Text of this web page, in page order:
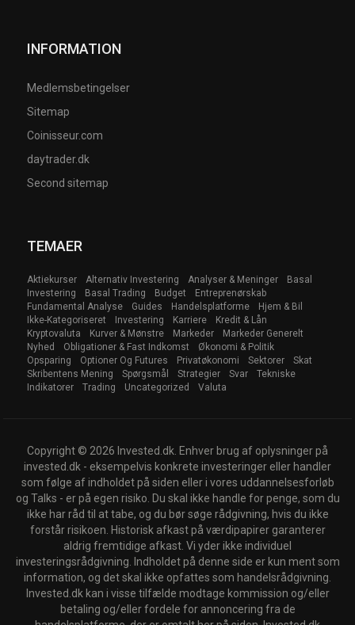
INFORMATION
Medlemsbetingelser
Sitemap
Coinisseur.com
daytrader.dk
Second sitemap
TEMAER
Aktiekurser Alternativ Investering Analyser & Meninger
Basal
Investering
Basal Trading Budget
Entreprenørskab
Fundamental Analyse
Guides Handelsplatforme
Hjem & Bil
Ikke-Kategoriseret
Investering Karriere
Kredit & Lån
Kryptovaluta
Kurver & Mønstre Markeder
Markeder Generelt
Nyhed
Obligationer & Fast Indkomst
Økonomi & Politik
Opsparing
Optioner Og Futures Privatøkonomi Sektorer
Skat
Skribentens Mening
Spørgsmål Strategier Svar
Tekniske
Indikatorer
Trading Uncategorized Valuta
Copyright © 2026 Invested.dk. Enhver brug af oplysninger på
invested.dk - eksempelvis konkrete investeringer eller handler
som følge af indholdet på siden eller i vores uddannelsesforløb
og Talks - er på egen risiko. Du skal ikke handle for penge, som du
ikke har råd til at tabe, og du bør søge rådgivning, hvis du ikke
forstår risikoen. Historisk afkast på værdipapirer garanterer
aldrig fremtidige afkast. Vi yder ikke individuel
investeringsrådgivning. Indholdet på denne side er kun ment som
information, og det skal ikke opfattes som handelsrådgivning.
Invested.dk kan i visse tilfælde modtage kommission og/eller
betaling og/eller fordele for annoncering fra de